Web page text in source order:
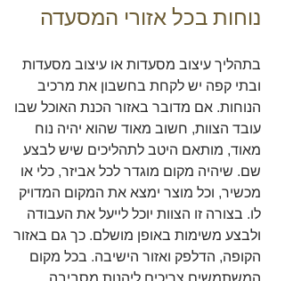
נוחות בכל אזורי המסעדה
בתהליך עיצוב מסעדות או עיצוב מסעדות
ובתי קפה יש לקחת בחשבון את מרכיב
הנוחות. אם מדובר באזור הכנת האוכל שבו
עובד הצוות, חשוב מאוד שהוא יהיה נוח
מאוד, מותאם היטב לתהליכים שיש לבצע
שם. שיהיה מקום מוגדר לכל אביזר, כלי או
מכשיר, וכל מוצר ימצא את המקום המדויק
לו. בצורה זו הצוות יוכל לייעל את העבודה
ולבצע משימות באופן מושלם. כך גם באזור
הקופה, הדלפק ואזור הישיבה. בכל מקום